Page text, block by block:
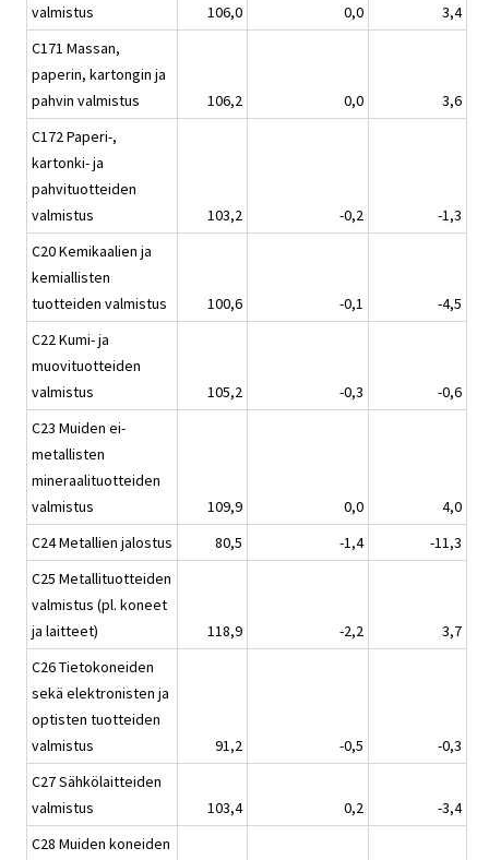
valmistus
106,0 0,0
3,4
C171 Massan,
paperin, kartongin ja
pahvin valmistus
106,2 0,0
3,6
C172 Paperi-,
kartonki- ja
pahvituotteiden
valmistus
103,2 -0,2
-1,3
C20 Kemikaalien ja
kemiallisten
tuotteiden valmistus
100,6 -0,1
-4,5
C22 Kumi- ja
muovituotteiden
valmistus
105,2 -0,3
-0,6
C23 Muiden ei-
metallisten
mineraalituotteiden
valmistus
109,9 0,0
4,0
C24 Metallien jalostus
80,5 -1,4
-11,3
C25 Metallituotteiden
valmistus (pl. koneet
ja laitteet)
118,9 -2,2
3,7
C26 Tietokoneiden
sekä elektronisten ja
optisten tuotteiden
valmistus
91,2 -0,5
-0,3
C27 Sähkölaitteiden
valmistus
103,4 0,2
-3,4
C28 Muiden koneiden